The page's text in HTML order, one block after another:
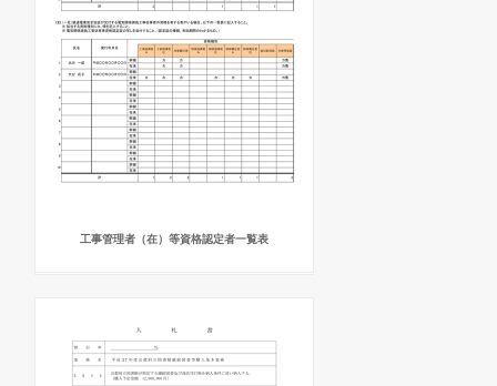
工事管理者（在）等資格認定者一覧表